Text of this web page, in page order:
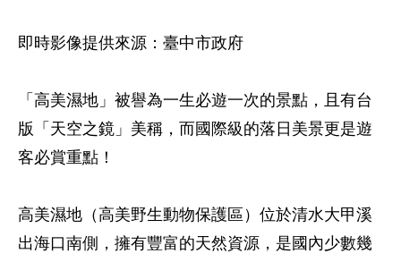
即時影像提供來源：臺中市政府
「高美濕地」被譽為一生必遊一次的景點，且有台
版「天空之鏡」美稱，而國際級的落日美景更是遊
客必賞重點！
高美濕地（高美野生動物保護區）位於清水大甲溪
出海口南側，擁有豐富的天然資源，是國內少數幾